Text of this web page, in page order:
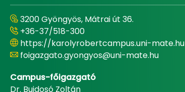
3200 Gyöngyös, Mátrai út 36.
+36-37/518-300
https://karolyrobertcampus.uni-mate.hu
foigazgato.gyongyos@uni-mate.hu
Campus-főigazgató
Dr. Bujdosó Zoltán